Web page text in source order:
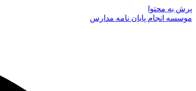
پرش به محتوا
موسسه انجام پایان نامه مدارس